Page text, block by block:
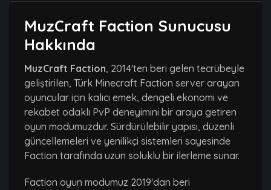
MuzCraft Faction Sunucusu
Hakkında
MuzCraft Faction, 2014'ten beri gelen tecrübeyle
geliştirilen, Türk Minecraft Faction server arayan
oyuncular için kalıcı emek, dengeli ekonomi ve
rekabet odaklı PvP deneyimini bir araya getiren
oyun modumuzdur. Sürdürülebilir yapısı, düzenli
güncellemeleri ve yenilikçi sistemleri sayesinde
Faction tarafında uzun soluklu bir ilerleme sunar.
Faction oyun modumuz 2019'dan beri